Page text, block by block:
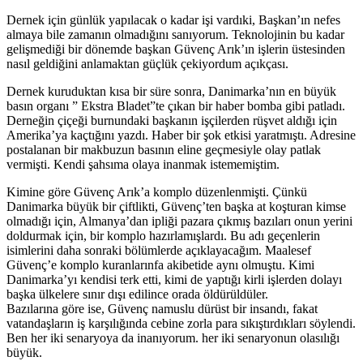
Dernek için günlük yapılacak o kadar işi vardıki, Başkan’ın nefes
almaya bile zamanın olmadığını sanıyorum. Teknolojinin bu kadar
gelişmediği bir dönemde başkan Güvenç Arık’ın işlerin üstesinden
nasıl geldiğini anlamaktan güçlük çekiyordum açıkçası.
Dernek kuruduktan kısa bir süre sonra, Danimarka’nın en büyük
basın organı ” Ekstra Bladet”te çıkan bir haber bomba gibi patladı.
Derneğin çiçeği burnundaki başkanın işçilerden rüşvet aldığı için
Amerika’ya kaçtığını yazdı. Haber bir şok etkisi yaratmıştı. Adresine
postalanan bir makbuzun basının eline geçmesiyle olay patlak
vermişti. Kendi şahsıma olaya inanmak istememiştim.
Kimine göre Güvenç Arık’a komplo düzenlenmişti. Çünkü
Danimarka büyük bir çiftlikti, Güvenç’ten başka at koşturan kimse
olmadığı için, Almanya’dan ipliği pazara çıkmış bazıları onun yerini
doldurmak için, bir komplo hazırlamışlardı. Bu adı geçenlerin
isimlerini daha sonraki bölümlerde açıklayacağım. Maalesef
Güvenç’e komplo kuranlarınfa akibetide aynı olmuştu. Kimi
Danimarka’yı kendisi terk etti, kimi de yaptığı kirli işlerden dolayı
başka ülkelere sınır dışı edilince orada öldürüldüler.
Bazılarına göre ise, Güvenç namuslu dürüst bir insandı, fakat
vatandaşların iş karşılığında cebine zorla para sıkıştırdıkları söylendi.
Ben her iki senaryoya da inanıyorum. her iki senaryonun olasılığı
büyük.